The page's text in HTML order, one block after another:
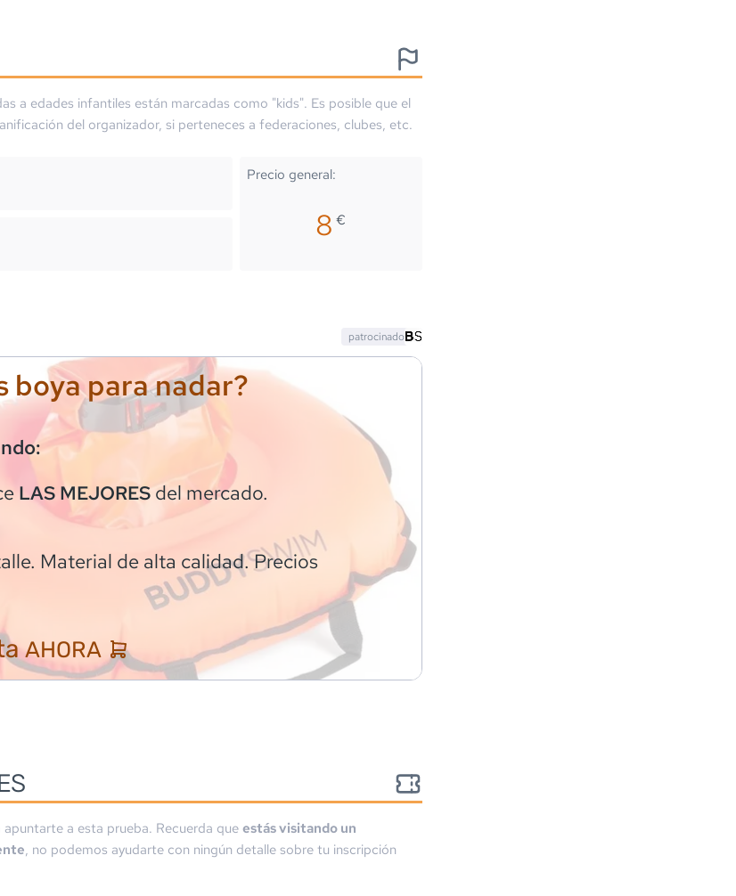
a edades infantiles están marcadas como "kids". Es posible que el
del organizador, si perteneces a federaciones, clubes, etc.
Precio general:
8€
boya para nadar?
LAS MEJORESdel mercado.
Material de alta calidad. Precios
AHORA
patrocinado
a esta prueba. Recuerda queestás visitando un
, no podemos ayudarte con ningún detalle sobre tu inscripción